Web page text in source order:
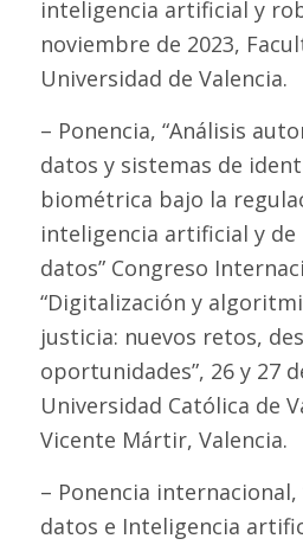
inteligencia artificial y
noviembre de 2023,
Universidad de Valencia.
– Ponencia, “Análisis
datos y sistemas de
biométrica bajo la
inteligencia artificial y
datos” Congreso
“Digitalización y
justicia: nuevos retos,
oportunidades”, 26 y 27
Universidad Católica de
Vicente Mártir, Valencia.
– Ponencia internacional,
datos e Inteligencia